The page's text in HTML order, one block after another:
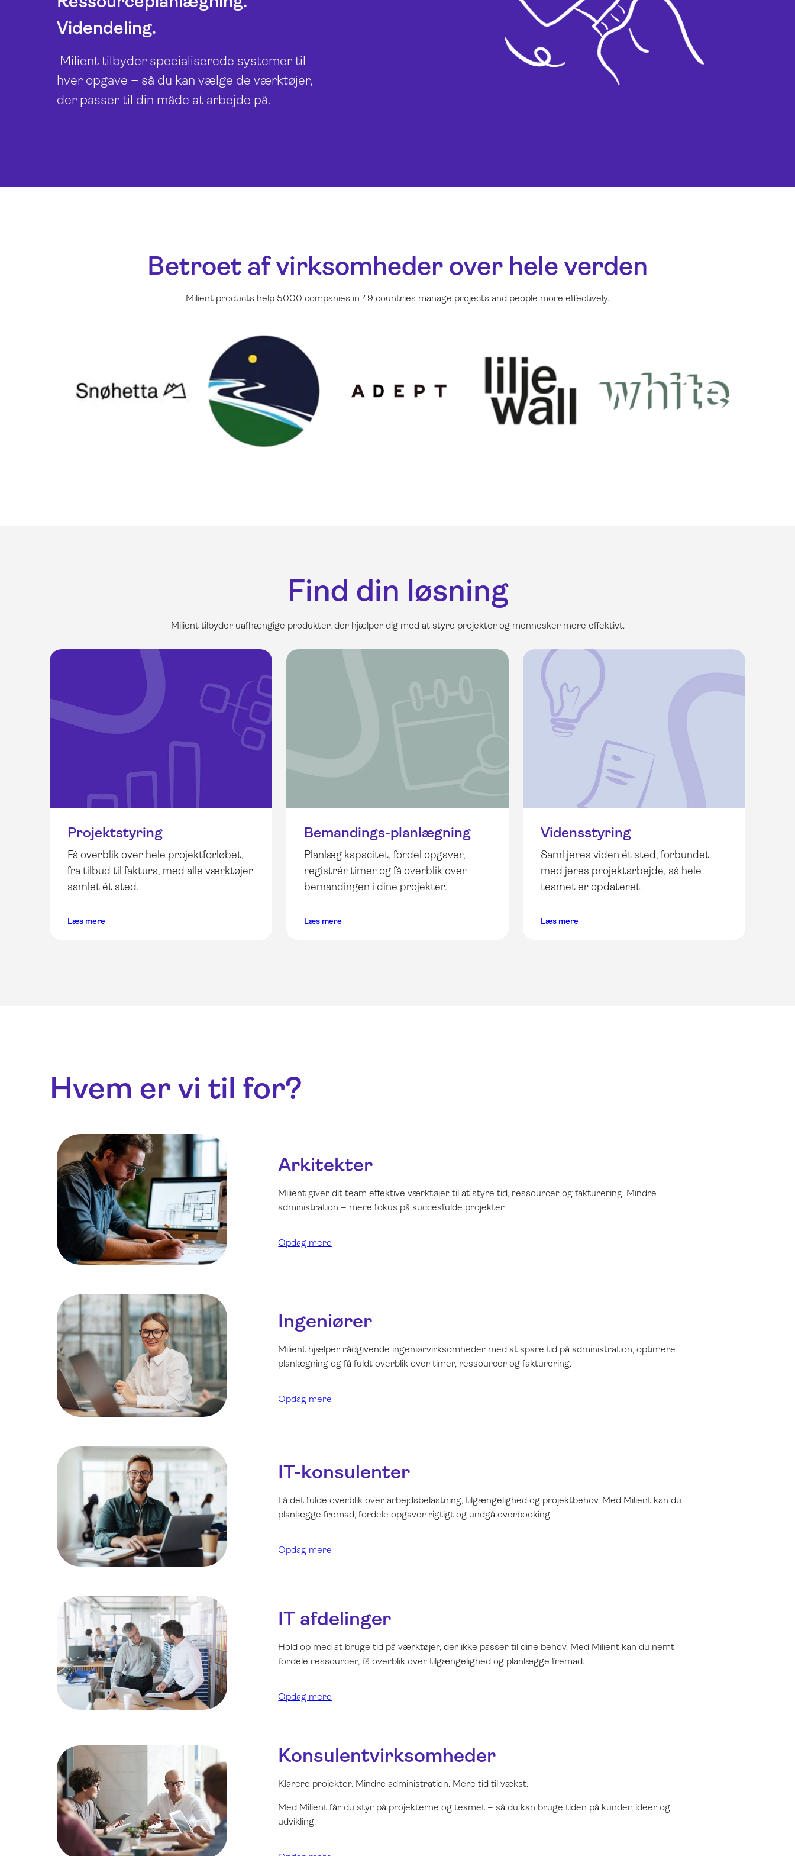
Videndeling.
Milient tilbyder specialiserede systemer til
hver opgave – så du kan vælge de værktøjer,
der passer til din måde at arbejde på.
Betroet af virksomheder over hele verden
Milient products help 5000 companies in 49 countries manage projects and people more effectively.
Find din løsning
Milient tilbyder uafhængige produkter, der hjælper dig med at styre projekter og mennesker mere effektivt.
Projektstyring
Få overblik over hele projektforløbet,
fra tilbud til faktura, med alle værktøjer
samlet ét sted.
Læs mere
Bemandings-planlægning
Planlæg kapacitet, fordel opgaver,
registrér timer og få overblik over
bemandingen i dine projekter.
Læs mere
Vidensstyring
Saml jeres viden ét sted, forbundet
med jeres projektarbejde, så hele
teamet er opdateret.
Læs mere
Hvem er vi til for?
Arkitekter
Milient giver dit team effektive værktøjer til at styre tid, ressourcer og fakturering. Mindre
administration – mere fokus på succesfulde projekter.
Opdag mere
Ingeniører
Milient hjælper rådgivende ingeniørvirksomheder med at spare tid på administration, optimere
planlægning og få fuldt overblik over timer, ressourcer og fakturering.
Opdag mere
IT-konsulenter
Få det fulde overblik over arbejdsbelastning, tilgængelighed og projektbehov. Med Milient kan du
planlægge fremad, fordele opgaver rigtigt og undgå overbooking.
Opdag mere
IT afdelinger
Hold op med at bruge tid på værktøjer, der ikke passer til dine behov. Med Milient kan du nemt
fordele ressourcer, få overblik over tilgængelighed og planlægge fremad.
Opdag mere
Konsulentvirksomheder
Klarere projekter. Mindre administration. Mere tid til vækst.
Med Milient får du styr på projekterne og teamet – så du kan bruge tiden på kunder, ideer og
udvikling.